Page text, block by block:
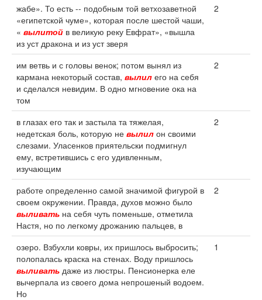
жабе». То есть -- подобным той ветхозаветной
«египетской чуме», которая после шестой чаши,
« вылитой в великую реку Евфрат», «вышла
из уст дракона и из уст зверя
2
им ветвь и с головы венок; потом вынял из
кармана некоторый состав, вылил его на себя
и сделался невидим. В одно мгновение ока на
том
2
в глазах его так и застыла та тяжелая,
недетская боль, которую не вылил он своими
слезами. Уласенков приятельски подмигнул
ему, встретившись с его удивленным,
изучающим
2
работе определенно самой значимой фигурой в
своем окружении. Правда, духов можно было
выливать на себя чуть поменьше, отметила
Настя, но по легкому дрожанию пальцев, в
2
озеро. Взбухли ковры, их пришлось выбросить;
полопалась краска на стенах. Воду пришлось
выливать даже из люстры. Пенсионерка еле
вычерпала из своего дома непрошеный водоем.
Но
1